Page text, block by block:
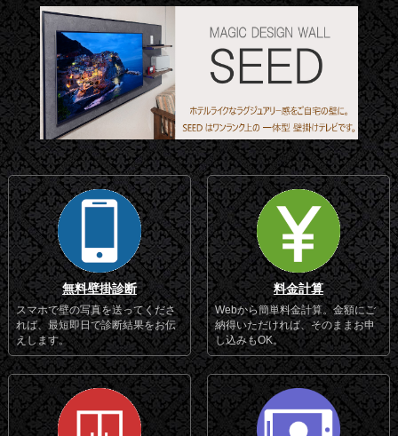
無料壁掛診断
スマホで壁の写真を送ってくださ
れば、最短即日で診断結果をお伝
えします。
料金計算
Webから簡単料金計算。金額にご
納得いただければ、そのままお申
し込みもOK。